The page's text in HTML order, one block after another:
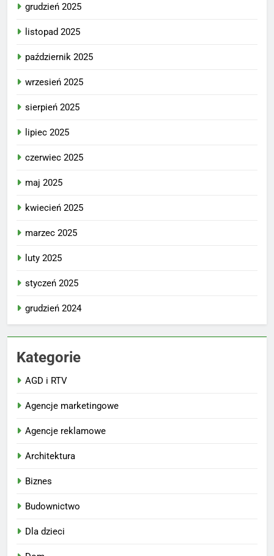
grudzień 2025
listopad 2025
październik 2025
wrzesień 2025
sierpień 2025
lipiec 2025
czerwiec 2025
maj 2025
kwiecień 2025
marzec 2025
luty 2025
styczeń 2025
grudzień 2024
Kategorie
AGD i RTV
Agencje marketingowe
Agencje reklamowe
Architektura
Biznes
Budownictwo
Dla dzieci